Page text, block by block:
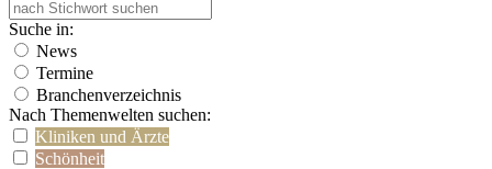
Suche in:
News
Termine
Branchenverzeichnis
Nach Themenwelten suchen:
Kliniken und Ärzte
Schönheit